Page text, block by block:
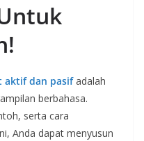
aktif dan pasifadalah
berbahasa.
serta cara
Anda dapat menyusun